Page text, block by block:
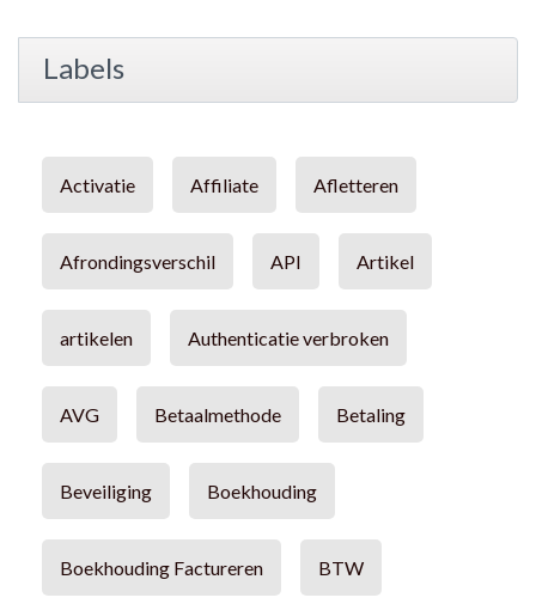
Labels
Activatie Affiliate Afletteren
Afrondingsverschil API Artikel
artikelen Authenticatie verbroken
AVG Betaalmethode Betaling
Beveiliging Boekhouding
Boekhouding Factureren BTW